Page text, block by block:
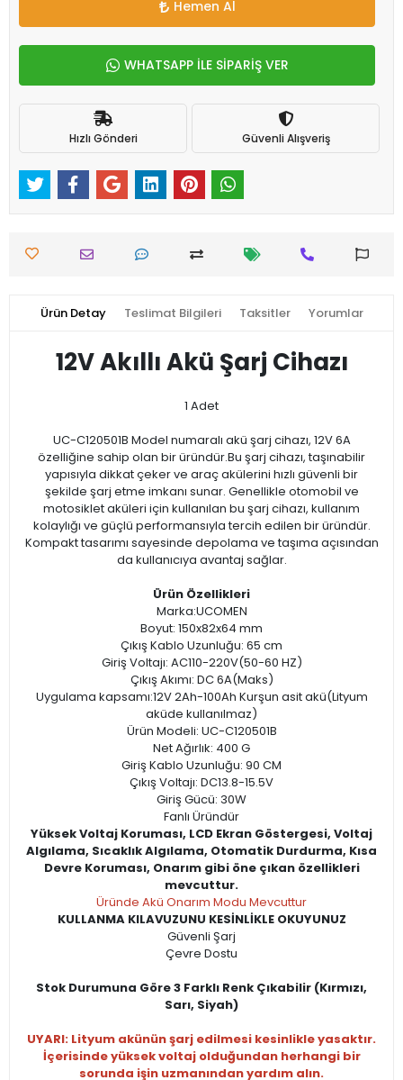
Hemen Al
WHATSAPP İLE SİPARİŞ VER
Hızlı Gönderi Güvenli Alışveriş
Ürün Detay Teslimat Bilgileri Taksitler Yorumlar
12V Akıllı Akü Şarj Cihazı
1 Adet
UC-C120501B Model numaralı akü şarj cihazı, 12V 6A
özelliğine sahip olan bir üründür.Bu şarj cihazı, taşınabilir
yapısıyla dikkat çeker ve araç akülerini hızlı güvenli bir
şekilde şarj etme imkanı sunar. Genellikle otomobil ve
motosiklet aküleri için kullanılan bu şarj cihazı, kullanım
kolaylığı ve güçlü performansıyla tercih edilen bir üründür.
Kompakt tasarımı sayesinde depolama ve taşıma açısından
da kullanıcıya avantaj sağlar.
Ürün Özellikleri
Marka:UCOMEN
Boyut: 150x82x64 mm
Çıkış Kablo Uzunluğu: 65 cm
Giriş Voltajı: AC110-220V(50-60 HZ)
Çıkış Akımı: DC 6A(Maks)
Uygulama kapsamı:12V 2Ah-100Ah Kurşun asit akü(Lityum
aküde kullanılmaz)
Ürün Modeli: UC-C120501B
Net Ağırlık: 400 G
Giriş Kablo Uzunluğu: 90 CM
Çıkış Voltajı: DC13.8-15.5V
Giriş Gücü: 30W
Fanlı Üründür
Yüksek Voltaj Koruması, LCD Ekran Göstergesi, Voltaj
Algılama, Sıcaklık Algılama, Otomatik Durdurma, Kısa
Devre Koruması, Onarım gibi öne çıkan özellikleri
mevcuttur.
Üründe Akü Onarım Modu Mevcuttur
KULLANMA KILAVUZUNU KESİNLİKLE OKUYUNUZ
Güvenli Şarj
Çevre Dostu
Stok Durumuna Göre 3 Farklı Renk Çıkabilir (Kırmızı,
Sarı, Siyah)
UYARI: Lityum akünün şarj edilmesi kesinlikle yasaktır.
İçerisinde yüksek voltaj olduğundan herhangi bir
sorunda işin uzmanından yardım alın.